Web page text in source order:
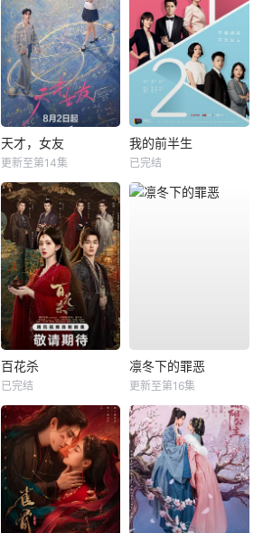
天才，女友
更新至第14集
我的前半生
已完结
百花杀
已完结
凛冬下的罪恶
更新至第16集